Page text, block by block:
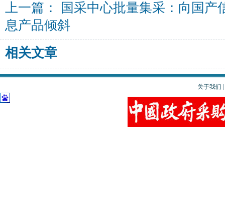
上一篇：
国采中心批量集采：向国产
息产品倾斜
相关文章
关于我们